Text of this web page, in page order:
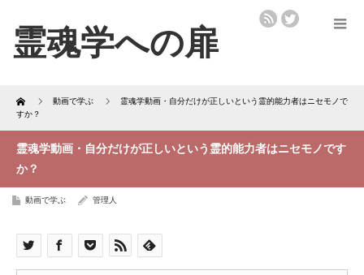
Home 動画で学ぶ
霊魂学動画・自分だけが正しいという霊的能力者はニセモノで
すか？
霊魂学動画・自分だけが正しいという霊的能力者はニセモノです
か？
動画で学ぶ 管理人